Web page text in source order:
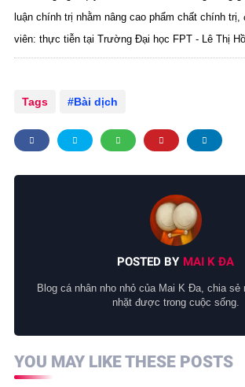
luận chính trị nhằm nâng cao phẩm chất chính trị,
viên: thực tiễn tại Trường Đại học FPT - Lê Thị
Tags Bài dịch
POSTED BY MAI K ĐA
Blog cá nhân nho nhỏ của Mai K Đa, chia sẻ
nhặt được trong cuộc sống.
YOU MAY LIKE THESE POSTS